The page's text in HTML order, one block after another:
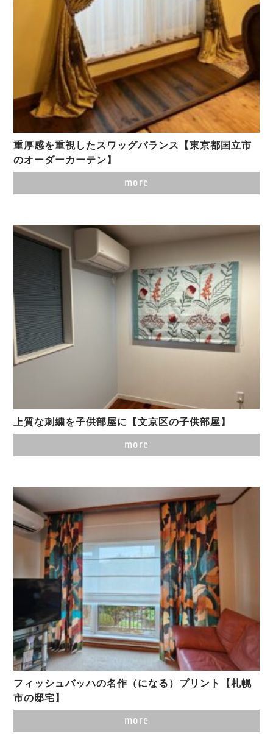
重厚感を重視したスワッグバランス【東京都国立市
のオーダーカーテン】
more
上質な刺繍を子供部屋に【文京区の子供部屋】
more
フィッシュバッハの名作（になる）プリント【札幌
市の邸宅】
more